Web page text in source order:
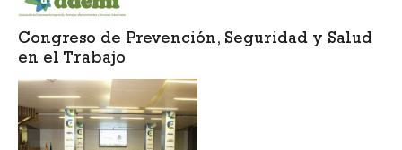
Congreso de Prevención, Seguridad y Salud
en el Trabajo